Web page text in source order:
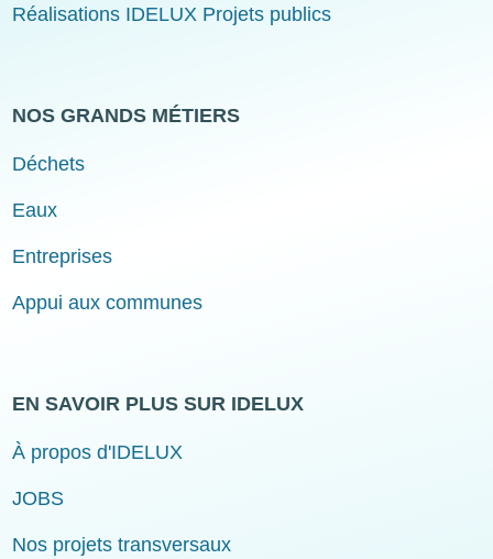
Réalisations IDELUX Projets publics
NOS GRANDS MÉTIERS
Déchets
Eaux
Entreprises
Appui aux communes
EN SAVOIR PLUS SUR IDELUX
À propos d'IDELUX
JOBS
Nos projets transversaux